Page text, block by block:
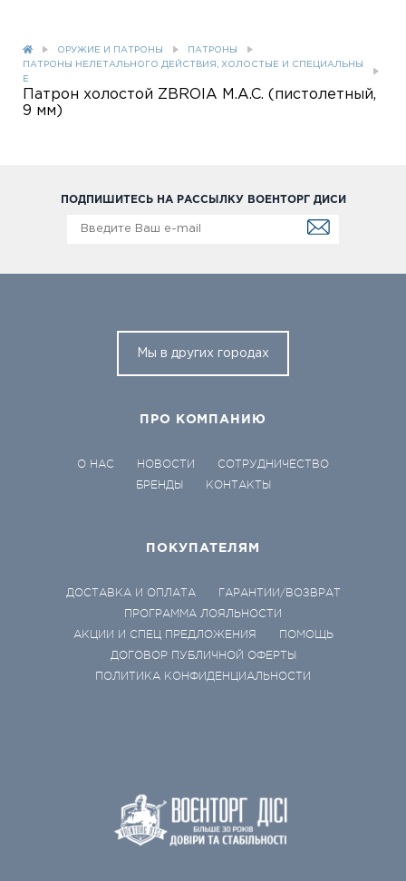
ОРУЖИЕ И ПАТРОНЫ
ПАТРОНЫ
ПАТРОНЫ НЕЛЕТАЛЬНОГО ДЕЙСТВИЯ, ХОЛОСТЫЕ И СПЕЦИАЛЬНЫ
Е
Патрон холостой ZBROIA M.A.C. (пистолетный,
9 мм)
ПОДПИШИТЕСЬ НА РАССЫЛКУ ВОЕНТОРГ ДИСИ
Мы в других городах
ПРО КОМПАНИЮ
О НАС НОВОСТИ
СОТРУДНИЧЕСТВО
БРЕНДЫ
КОНТАКТЫ
ПОКУПАТЕЛЯМ
ДОСТАВКА И ОПЛАТА
ГАРАНТИИ/ВОЗВРАТ
ПРОГРАММА ЛОЯЛЬНОСТИ
АКЦИИ И СПЕЦ ПРЕДЛОЖЕНИЯ
ПОМОЩЬ
ДОГОВОР ПУБЛИЧНОЙ ОФЕРТЫ
ПОЛИТИКА КОНФИДЕНЦИАЛЬНОСТИ